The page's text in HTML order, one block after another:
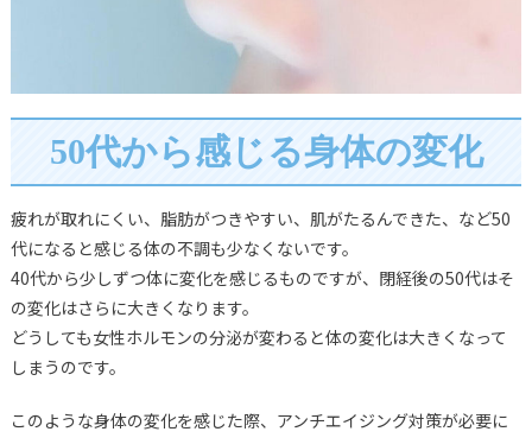
50代から感じる身体の変化
疲れが取れにくい、脂肪がつきやすい、肌がたるんできた、など50
代になると感じる体の不調も少なくないです。
40代から少しずつ体に変化を感じるものですが、閉経後の50代はそ
の変化はさらに大きくなります。
どうしても女性ホルモンの分泌が変わると体の変化は大きくなって
しまうのです。
このような身体の変化を感じた際、アンチエイジング対策が必要に